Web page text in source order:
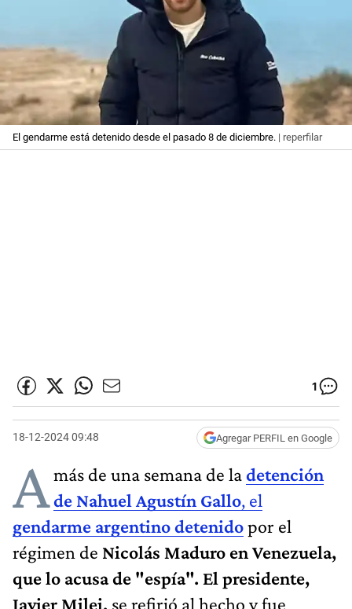
El gendarme está detenido desde el pasado 8 de diciembre. | reperfilar
1
18-12-2024 09:48 Agregar PERFIL en Google
Amás de una semana de ladetención
de Nahuel Agustín Gallo, el
gendarme argentino detenidopor el
régimen de Nicolás Maduro en Venezuela,
que lo acusa de "espía". El presidente,
Javier Milei, se refirió al hecho y fue